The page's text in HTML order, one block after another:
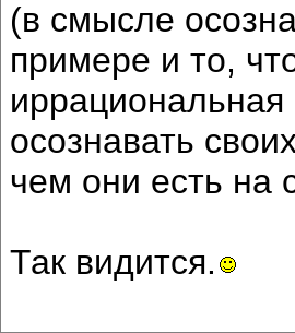
(в смысле
примере и то,
осознавать
чем они есть на
Так видится.